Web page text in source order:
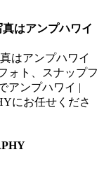
はアンプハワイ
はアンプハワイ
ォト、スナップフ
アンプハワイ |
にお任せくださ